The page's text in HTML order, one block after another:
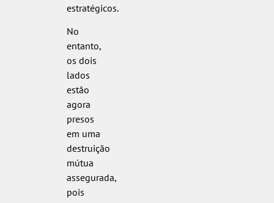
estratégicos.
No
entanto,
os dois
lados
estão
agora
presos
em uma
destruição
mútua
assegurada,
pois